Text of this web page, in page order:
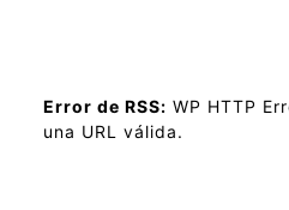
Error de RSS: WP HTTP
una URL válida.